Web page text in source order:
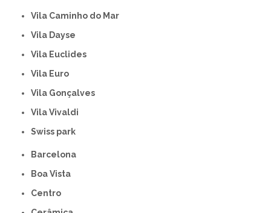
Vila Caminho do Mar
Vila Dayse
Vila Euclides
Vila Euro
Vila Gonçalves
Vila Vivaldi
swiss park
Barcelona
Boa Vista
Centro